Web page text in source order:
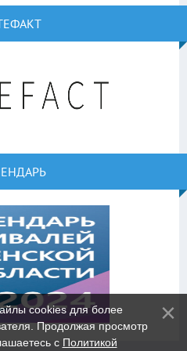
cookies для более
Продолжая просмотр
с Политикой